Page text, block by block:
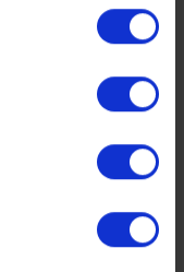
Arhoj Dip Dish
195,00 kr